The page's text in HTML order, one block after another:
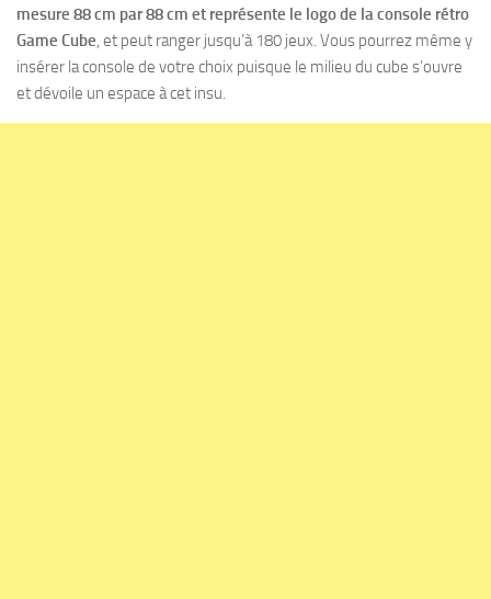
mesure 88 cm par 88 cm et représente le logo de la console rétro
Game Cube, et peut ranger jusqu’à 180 jeux. Vous pourrez même y
insérer la console de votre choix puisque le milieu du cube s’ouvre
et dévoile un espace à cet insu.